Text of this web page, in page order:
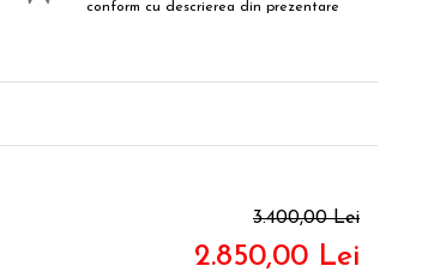
conform cu descrierea din prezentare
3.400,00 Lei
2.850,00 Lei